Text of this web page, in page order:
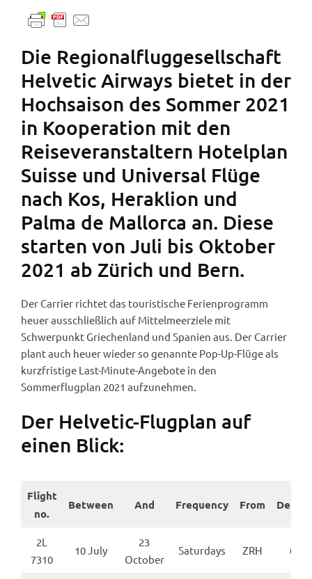
Die Regionalfluggesellschaft
Helvetic Airways bietet in der
Hochsaison des Sommer 2021
in Kooperation mit den
Reiseveranstaltern Hotelplan
Suisse und Universal Flüge
nach Kos, Heraklion und
Palma de Mallorca an. Diese
starten von Juli bis Oktober
2021 ab Zürich und Bern.
Der Carrier richtet das touristische Ferienprogramm
heuer ausschließlich auf Mittelmeerziele mit
Schwerpunkt Griechenland und Spanien aus. Der Carrier
plant auch heuer wieder so genannte Pop-Up-Flüge als
kurzfristige Last-Minute-Angebote in den
Sommerflugplan 2021 aufzunehmen.
Der Helvetic-Flugplan auf
einen Blick:
Flight
no.
Between And Frequency From
2L
7310
10 July
23
October
Saturdays ZRH